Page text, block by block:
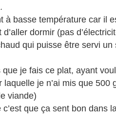
à basse température car il
d’aller dormir (pas
qui puisse être servi
que je fais ce plat, ayant
laquelle je n’ai mis que 500
viande)
que ça sent bon dans